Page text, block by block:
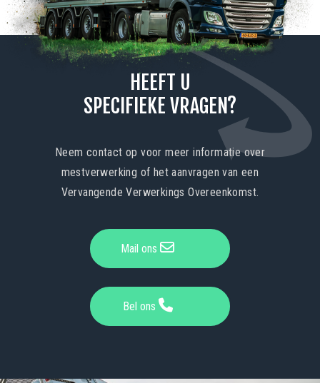
HEEFT U
SPECIFIEKE VRAGEN?
Neem contact op voor meer informatie over
mestverwerking of het aanvragen van een
Vervangende Verwerkings Overeenkomst.
Mail ons
Bel ons